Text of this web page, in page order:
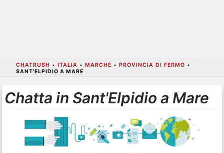
CHATRUSH • ITALIA • MARCHE • PROVINCIA DI FERMO •
SANT'ELPIDIO A MARE
Chatta in Sant'Elpidio a Mare